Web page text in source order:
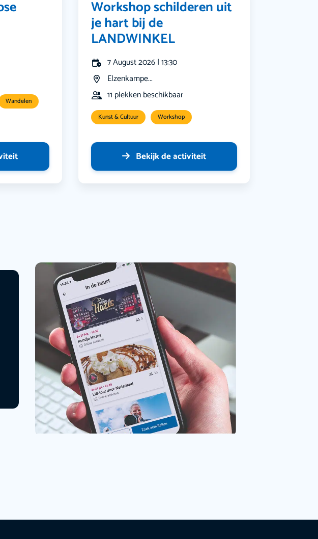
Wandelen
Workshop schilderen uit
je hart bij de
LANDWINKEL
7 August 2026 | 13:30
Elzenkampe...
11 plekken beschikbaar
Kunst & Cultuur Workshop
Bekijk de activiteit